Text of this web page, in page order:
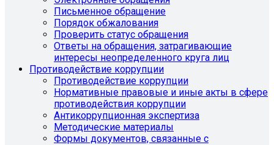
Письменное обращение
Порядок обжалования
Проверить статус обращения
Ответы на обращения, затрагивающие
интересы неопределенного круга лиц
Противодействие коррупции
Противодействие коррупции
Нормативные правовые и иные акты в сфере
противодействия коррупции
Антикоррупционная экспертиза
Методические материалы
Формы документов, связанные с